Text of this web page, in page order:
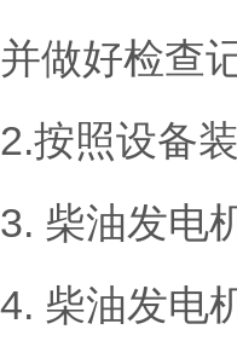
并做好检查
2.按照设备
3. 柴油发电
4. 柴油发电